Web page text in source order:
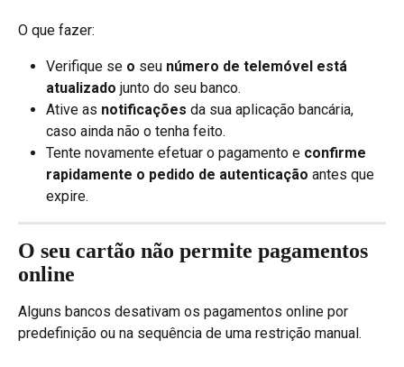
O que fazer:
Verifique se o seu número de telemóvel está
atualizado junto do seu banco.
Ative as notificações da sua aplicação bancária,
caso ainda não o tenha feito.
Tente novamente efetuar o pagamento e confirme
rapidamente o pedido de autenticação antes que
expire.
O seu cartão não permite pagamentos
online
Alguns bancos desativam os pagamentos online por
predefinição ou na sequência de uma restrição manual.